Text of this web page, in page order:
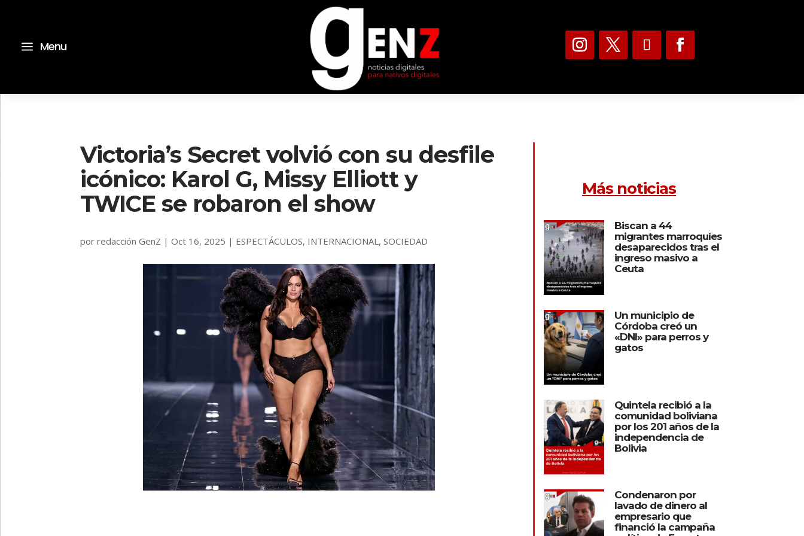
a Menu
Victoria’s Secret volvió con su desfile
icónico: Karol G, Missy Elliott y
TWICE se robaron el show
porredacción GenZ |Oct 16, 2025 | ESPECTÁCULOS, INTERNACIONAL ,SOCIEDAD
Más noticias
Biscan a 44
migrantes marroquíes
desaparecidos tras el
ingreso masivo a
Ceuta
Un municipio de
Córdoba creó un
«DNI» para perros y
gatos
Quintela recibió a la
comunidad boliviana
por los 201 años de la
independencia de
Bolivia
Condenaron por
lavado de dinero al
empresario que
financió la campaña